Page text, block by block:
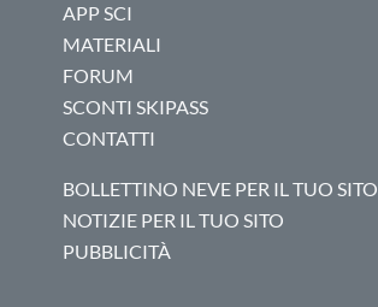
APP SCI
MATERIALI
FORUM
SCONTI SKIPASS
CONTATTI
BOLLETTINO NEVE PER IL TUO SITO
NOTIZIE PER IL TUO SITO
PUBBLICITÀ